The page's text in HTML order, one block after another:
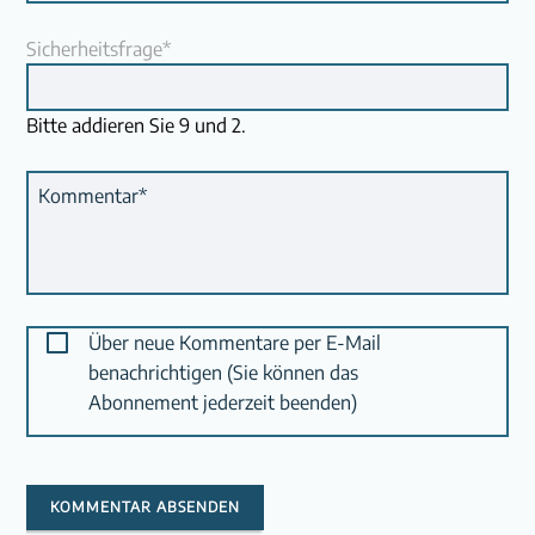
Pflichtfeld
Sicherheitsfrage*
Bitte addieren Sie 9 und 2.
Pflichtfeld
Kommentar*
Über neue Kommentare per E-Mail
benachrichtigen (Sie können das
Abonnement jederzeit beenden)
KOMMENTAR ABSENDEN